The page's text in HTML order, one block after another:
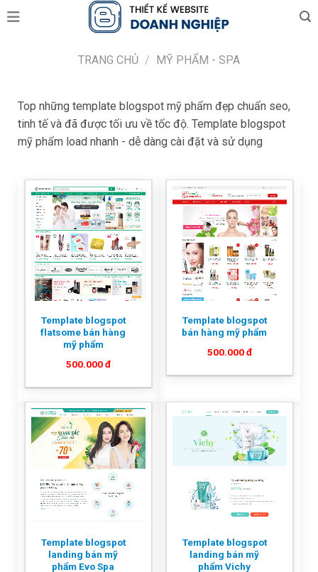
Skip
to
TRANG CHỦ / MỸ PHẨM - SPA
Top những template blogspot mỹ phẩm đẹp chuẩn seo,
tinh tế và đã được tối ưu về tốc độ. Template blogspot
mỹ phẩm load nhanh - dễ dàng cài đặt và sử dụng
Template blogspot
flatsome bán hàng
mỹ phẩm
500.000đ
Template blogspot
bán hàng mỹ phẩm
500.000đ
Template blogspot
landing bán mỹ
phẩm Evo Spa
Template blogspot
landing bán mỹ
phẩm Vichy